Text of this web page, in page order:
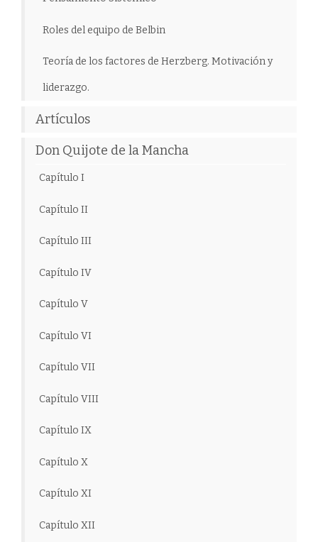
Roles del equipo de Belbin
Teoría de los factores de Herzberg. Motivación y
liderazgo.
Artículos
Don Quijote de la Mancha
Capítulo I
Capítulo II
Capítulo III
Capítulo IV
Capítulo V
Capítulo VI
Capítulo VII
Capítulo VIII
Capítulo IX
Capítulo X
Capítulo XI
Capítulo XII